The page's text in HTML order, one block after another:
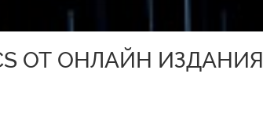
ОТ ОНЛАЙН ИЗДАНИЯ